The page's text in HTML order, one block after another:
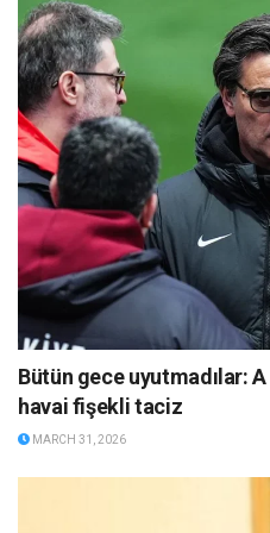
Bütün gece uyutmadılar: A
havai fişekli taciz
MARCH 31, 2026